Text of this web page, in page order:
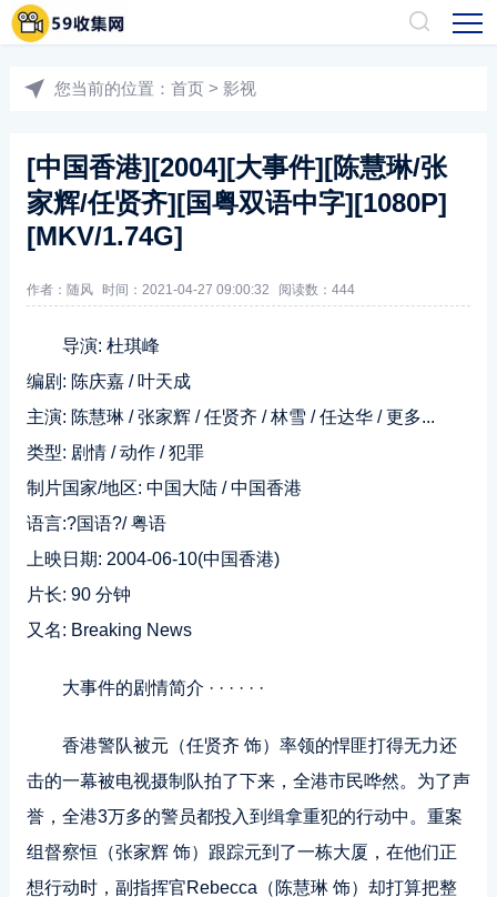
您当前的位置： 首页 > 影视
[中国香港][2004][大事件][陈慧琳/张
家辉/任贤齐][国粤双语中字][1080P]
[MKV/1.74G]
作者：随风 时间：2021-04-27 09:00:32 阅读数： 444
导演: 杜琪峰
编剧: 陈庆嘉 / 叶天成
主演: 陈慧琳 / 张家辉 / 任贤齐 / 林雪 / 任达华 / 更多...
类型: 剧情 / 动作 / 犯罪
制片国家/地区: 中国大陆 / 中国香港
语言:?国语?/ 粤语
上映日期: 2004-06-10(中国香港)
片长: 90 分钟
又名: Breaking News
大事件的剧情简介 · · · · · ·
香港警队被元（任贤齐 饰）率领的悍匪打得无力还
击的一幕被电视摄制队拍了下来，全港市民哗然。为了声
誉，全港3万多的警员都投入到缉拿重犯的行动中。重案
组督察恒（张家辉 饰）跟踪元到了一栋大厦，在他们正
想行动时，副指挥官Rebecca（陈慧琳 饰）却打算把整